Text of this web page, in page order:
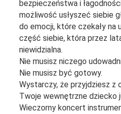
bezpieczeństwa i
możliwość usłyszeć siebie
do emocji, które czekały na
część siebie, która przez
niewidzialna.
Nie musisz niczego
Nie musisz być gotowy.
Wystarczy, że przyjdziesz z
Twoje wewnętrzne dziecko
Wieczorny koncert